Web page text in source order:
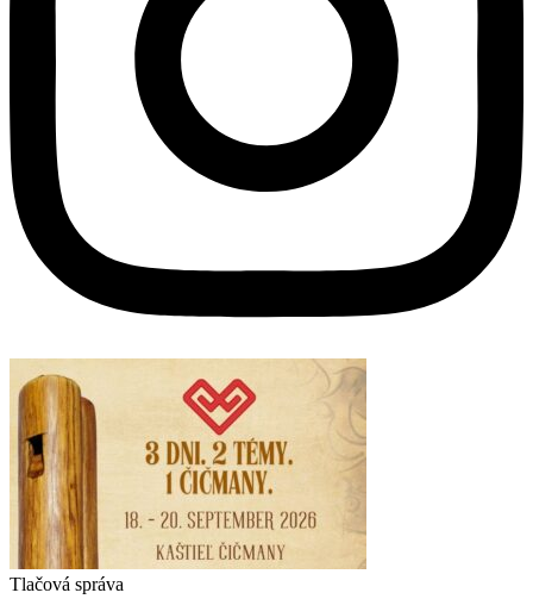
Tlačová správa